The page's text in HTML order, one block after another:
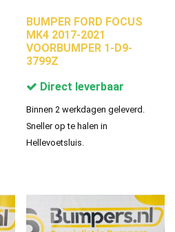
BUMPER FORD FOCUS
MK4 2017-2021
VOORBUMPER 1-D9-
3799Z
Direct leverbaar
Binnen 2 werkdagen geleverd.
Sneller op te halen in
Hellevoetsluis.